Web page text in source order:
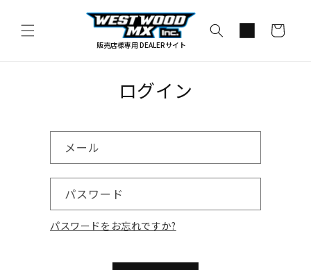
進む
販売店様専用 DEALERサイト
ー
ログイン
メール
パスワード
パスワードをお忘れですか?